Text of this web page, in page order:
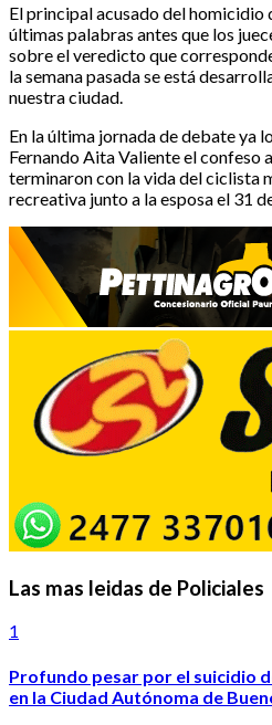
El principal acusado del homicidio
últimas palabras antes que los
sobre el veredicto que
la semana pasada se está
nuestra ciudad.
En la última jornada de debate ya
Fernando Aita Valiente el confeso
terminaron con la vida del ciclista
recreativa junto a la esposa el 31
Las mas leidas de Policiales
1
Profundo pesar por el suicidio
en la Ciudad Autónoma de